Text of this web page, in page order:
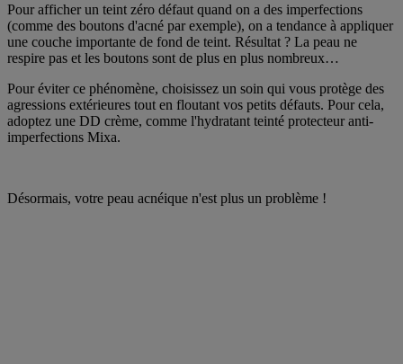
Pour afficher un teint zéro défaut quand on a des imperfections
(comme des boutons d'acné par exemple), on a tendance à appliquer
une couche importante de fond de teint. Résultat ? La peau ne
respire pas et les boutons sont de plus en plus nombreux…
Pour éviter ce phénomène, choisissez un soin qui vous protège des
agressions extérieures tout en floutant vos petits défauts. Pour cela,
adoptez une DD crème, comme l'hydratant teinté protecteur anti-
imperfections Mixa.
Désormais, votre peau acnéique n'est plus un problème !